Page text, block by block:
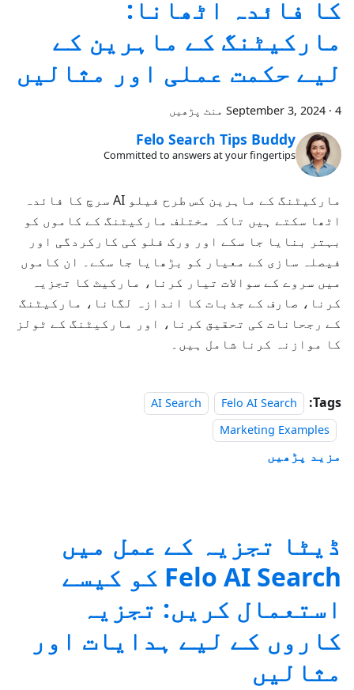
کا فائدہ اٹھانا:
مارکیٹنگ کے ماہرین کے
لیے حکمت عملی اور مثالیں
September 3, 2024 · 4 منٹ پڑھیں
Felo Search Tips Buddy
Committed to answers at your fingertips
مارکیٹنگ کے ماہرین کس طرح فیلو AI سرچ کا فائدہ
اٹھا سکتے ہیں تاکہ مختلف مارکیٹنگ کے کاموں کو
بہتر بنایا جا سکے اور ورک فلو کی کارکردگی اور
فیصلہ سازی کے معیار کو بڑھایا جا سکے۔ ان کاموں
میں سروے کے سوالات تیار کرنا، مارکیٹ کا تجزیہ
کرنا، صارف کے جذبات کا اندازہ لگانا، مارکیٹنگ
کے رجحانات کی تحقیق کرنا، اور مارکیٹنگ کے ٹولز
کا موازنہ کرنا شامل ہیں۔
Tags:
Felo AI Search
AI Search
Marketing Examples
مزید پڑھیں
ڈیٹا تجزیہ کے عمل میں
Felo AI Search کو کیسے
استعمال کریں: تجزیہ
کاروں کے لیے ہدایات اور
مثالیں